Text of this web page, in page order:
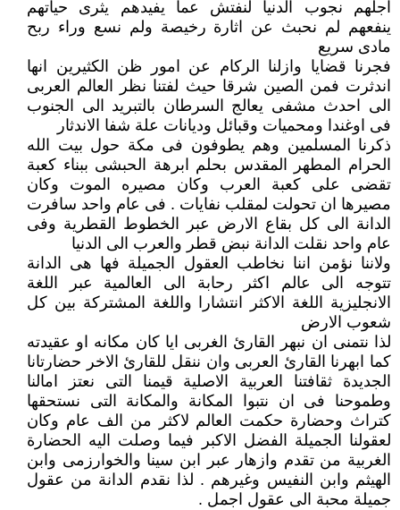
اجلهم نجوب الدنيا لنفتش عما يفيدهم يثرى حياتهم
ينفعهم لم نحبث عن اثارة رخيصة ولم نسع وراء ربح
مادى سريع
فجرنا قضايا وازلنا الركام عن امور ظن الكثيرين انها
اندثرت فمن الصين شرقا حيث لفتنا نظر العالم العربى
الى احدث مشفى يعالج السرطان بالتبريد الى الجنوب
فى اوغندا ومحميات وقبائل وديانات علة شفا الاندثار
ذكرنا المسلمين وهم يطوفون فى مكة حول بيت الله
الحرام المطهر المقدس بحلم ابرهة الحبشى ببناء كعبة
تقضى على كعبة العرب وكان مصيره الموت وكان
مصيرها ان تحولت لمقلب نفايات . فى عام واحد سافرت
الدانة الى كل بقاع الارض عبر الخطوط القطرية وفى
عام واحد نقلت الدانة نبض قطر والعرب الى الدنيا
ولاننا نؤمن اننا نخاطب العقول الجميلة فها هى الدانة
تتوجه الى عالم اكثر رحابة الى العالمية عبر اللغة
الانجليزية اللغة الاكثر انتشارا واللغة المشتركة بين كل
شعوب الارض
لذا نتمنى ان نبهر القارئ الغربى ايا كان مكانه او عقيدته
كما ابهرنا القارئ العربى وان ننقل للقارئ الاخر حضارتانا
الجديدة ثقافتنا العربية الاصلية قيمنا التى نعتز امالنا
وطموحنا فى ان نتبوا المكانة والمكانة التى نستحقها
كتراث وحضارة حكمت العالم لاكثر من الف عام وكان
لعقولنا الجميلة الفضل الاكبر فيما وصلت اليه الحضارة
الغربية من تقدم وازهار عبر ابن سينا والخوارزمى وابن
الهيثم وابن النفيس وغيرهم . لذا نقدم الدانة من عقول
جميلة محبة الى عقول اجمل .